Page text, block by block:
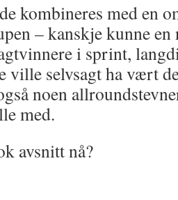
kombineres med en
– kanskje kunne en
i sprint,
ville selvsagt ha vært
noen
med.
avsnitt nå?